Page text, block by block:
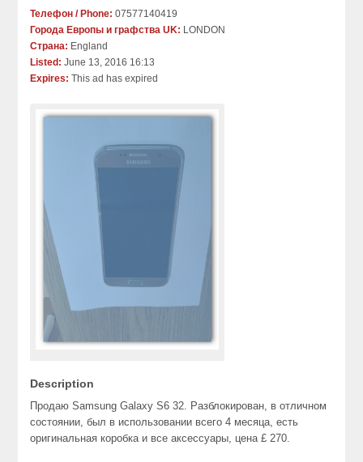
Телефон / Phone: 07577140419
Города Европы и графства UK: LONDON
Страна: England
Listed: June 13, 2016 16:13
Expires: This ad has expired
Description
Продаю Samsung Galaxy S6 32. Разблокирован, в отличном
состоянии, был в использовании всего 4 месяца, есть
оригинальная коробка и все аксессуары, цена £ 270.